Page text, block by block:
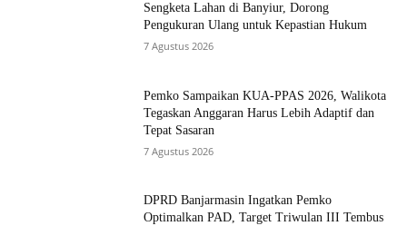
Sengketa Lahan di Banyiur, Dorong
Pengukuran Ulang untuk Kepastian Hukum
7 Agustus 2026
Pemko Sampaikan KUA-PPAS 2026, Walikota
Tegaskan Anggaran Harus Lebih Adaptif dan
Tepat Sasaran
7 Agustus 2026
DPRD Banjarmasin Ingatkan Pemko
Optimalkan PAD, Target Triwulan III Tembus